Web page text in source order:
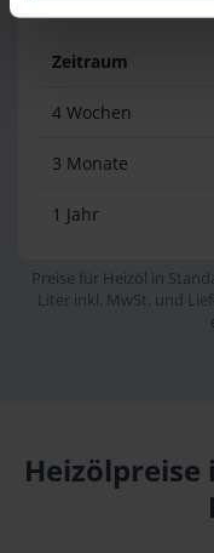
Zeitraum
4 Wochen
3 Monate
1 Jahr
Preise für Heizöl in
Liter inkl. MwSt. und
Heizölpreise